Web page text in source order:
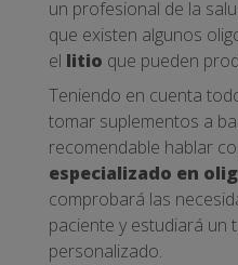
un profesional de la
que existen algunos
el litio que pueden
Teniendo en cuenta
tomar suplementos a
recomendable hablar
especializado en
comprobará las
paciente y estudiará un
personalizado.